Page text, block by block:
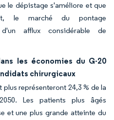
le dépistage s'améliore et que
le marché du pontage
afflux considérable de
les économies du G-20
chirurgicaux
représenteront 24,3 % de la
Les patients plus âgés
et une plus grande atteinte du